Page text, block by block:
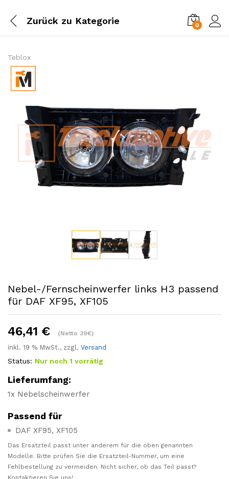
Zurück zu Kategorie 0
Teblox
Nebel-/Fernscheinwerfer links H3 passend
für DAF XF95, XF105
46,41 € (Netto 39€)
inkl. 19 % MwSt., zzgl. Versand
Status: Nur noch 1 vorrätig
Lieferumfang:
1x Nebelscheinwerfer
Passend für
DAF XF95, XF105
Das Ersatzteil passt unter anderem für die oben genannten
Modelle. Bitte prüfen Sie die Ersatzteil-Nummer, um eine
Fehlbestellung zu vermeiden. Nicht sicher, ob das Teil passt?
Kontaktieren Sie uns!